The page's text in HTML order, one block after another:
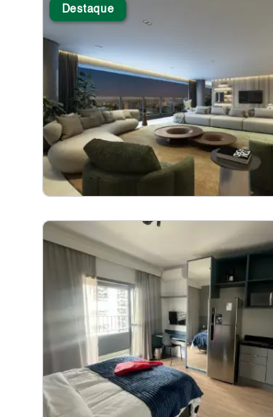
Destaque